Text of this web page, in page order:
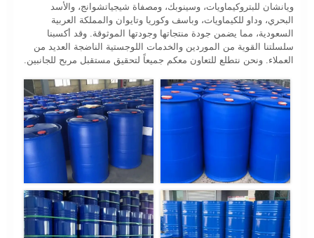
ويانشان للبتروكيماويات، وسينوبك، ومصفاة شيجياتشوانج، والأسد
البحري، وداو للكيماويات، وباسف وكوريا وتايوان والمملكة العربية
السعودية، مما يضمن جودة منتجاتها وجودتها الموثوقة. وقد أكسبنا
سلسلتنا القوية من الموردين والخدمات اللوجستية الناضجة العديد من
العملاء. ونحن نتطلع للتعاون معكم جميعاً لتحقيق مستقبل مربح للجانبين.